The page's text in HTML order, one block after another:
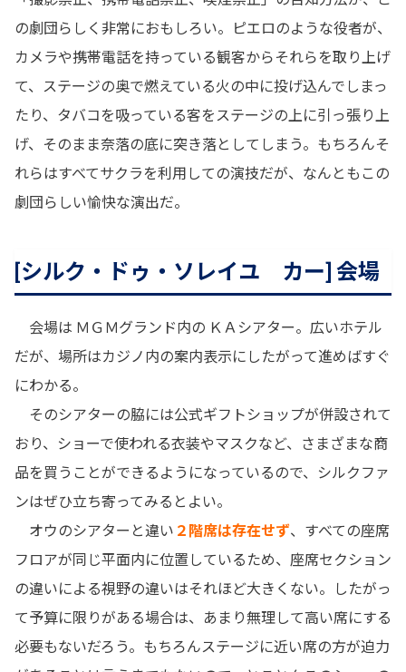
の劇団らしく非常におもしろい。ピエロのような役者が、
カメラや携帯電話を持っている観客からそれらを取り上げ
て、ステージの奥で燃えている火の中に投げ込んでしまっ
たり、タバコを吸っている客をステージの上に引っ張り上
げ、そのまま奈落の底に突き落としてしまう。もちろんそ
れらはすべてサクラを利用しての演技だが、なんともこの
劇団らしい愉快な演出だ。
[シルク・ドゥ・ソレイユ カー] 会場
会場は ＭＧＭグランド内の ＫＡシアター。広いホテル
だが、場所はカジノ内の案内表示にしたがって進めばすぐ
にわかる。
そのシアターの脇には公式ギフトショップが併設されて
おり、ショーで使われる衣装やマスクなど、さまざまな商
品を買うことができるようになっているので、シルクファ
ンはぜひ立ち寄ってみるとよい。
オウのシアターと違い ２階席は存在せず、すべての座席
フロアが同じ平面内に位置しているため、座席セクション
の違いによる視野の違いはそれほど大きくない。したがっ
て予算に限りがある場合は、あまり無理して高い席にする
必要もないだろう。もちろんステージに近い席の方が迫力